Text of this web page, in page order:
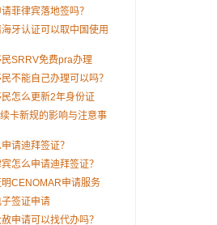
菲律宾落地签吗？
牙认证可以取中国使用
SRRV免费pra办理
不能自己办理可以吗？
怎么更新2年身份证
卡新规的影响与注意事
请迪拜签证？
怎么申请迪拜签证？
CENOMAR申请服务
签证申请
申请可以找代办吗？